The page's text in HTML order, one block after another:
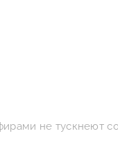
не тускнеют